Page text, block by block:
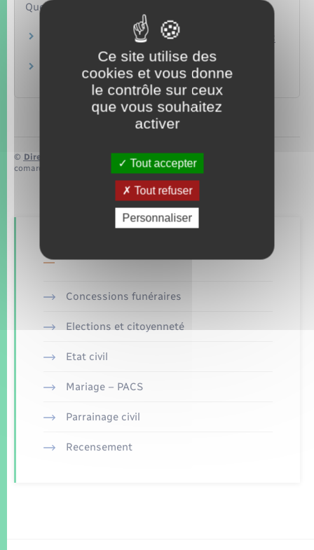
Questions ? Réponses !
Faut-il avoir une caution pour obtenir un crédit
à la consommation ?
Qu'est-ce que le droit de rétractation en
matière de crédit à la consommation ?
© Direction de l’information légale et administrative
comarquage developpé par baseo.io
Concessions funéraires
Elections et citoyenneté
Etat civil
Mariage – PACS
Parrainage civil
Recensement
Ce site utilise des
cookies et vous donne
le contrôle sur ceux
que vous souhaitez
activer
Tout accepter
Tout refuser
Personnaliser